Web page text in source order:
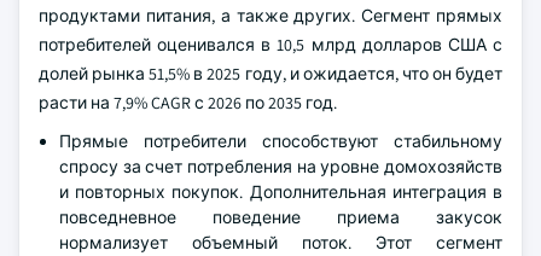
продуктами питания, а также других. Сегмент прямых
потребителей оценивался в 10,5 млрд долларов США с
долей рынка 51,5% в 2025 году, и ожидается, что он будет
расти на 7,9% CAGR с 2026 по 2035 год.
Прямые потребители способствуют стабильному
спросу за счет потребления на уровне домохозяйств
и повторных покупок. Дополнительная интеграция в
повседневное поведение приема закусок
нормализует объемный поток. Этот сегмент